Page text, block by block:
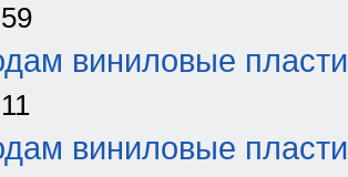
виниловые
виниловые